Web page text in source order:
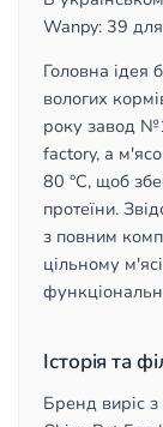
Wanpy: 39 для
Головна ідея
вологих
року завод
factory, а
80 °C, щоб
протеїни.
з повним
цільному
функціональні
Історія та
Бренд виріс з